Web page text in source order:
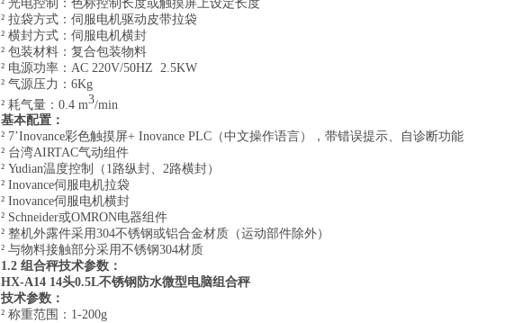
² 光电控制：色标控制长度或触摸屏上设定长度
² 拉袋方式：伺服电机驱动皮带拉袋
² 横封方式：伺服电机横封
² 包装材料：复合包装物料
² 电源功率： AC 220V/50HZ 2.5KW
² 气源压力：6Kg
² 耗气量：0.4 m3/min
基本配置：
² 7’Inovance彩色触摸屏+ Inovance PLC（中文操作语言），带错误提示、自诊断功能
² 台湾AIRTAC气动组件
² Yudian温度控制（1路纵封、 2路横封）
² Inovance伺服电机拉袋
² Inovance伺服电机横封
² Schneider或OMRON电器组件
² 整机外露件采用304不锈钢或铝合金材质（运动部件除外）
² 与物料接触部分采用不锈钢304材质
1.2 组合秤技术参数：
HX-A14 14头0.5L不锈钢防水微型电脑组合秤
技术参数：
² 称重范围：1-200g